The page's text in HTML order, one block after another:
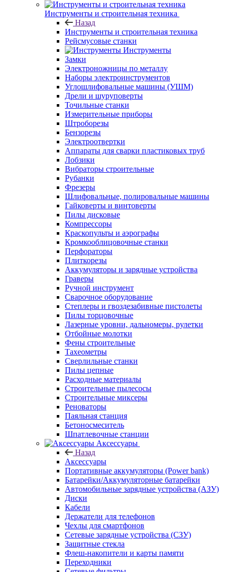
Инструменты и строительная техника
Назад
Инструменты и строительная техника
Рейсмусовые станки
Инструменты
Замки
Электроножницы по металлу
Наборы электроинструментов
Углошлифовальные машины (УШМ)
Дрели и шуруповерты
Точильные станки
Измерительные приборы
Штроборезы
Бензорезы
Электроотвертки
Аппараты для сварки пластиковых труб
Лобзики
Вибраторы строительные
Рубанки
Фрезеры
Шлифовальные, полировальные машины
Гайковерты и винтоверты
Пилы дисковые
Компрессоры
Краскопульты и аэрографы
Кромкооблицовочные станки
Перфораторы
Плиткорезы
Аккумуляторы и зарядные устройства
Граверы
Ручной инструмент
Сварочное оборудование
Степлеры и гвоздезабивные пистолеты
Пилы торцовочные
Лазерные уровни, дальномеры, рулетки
Отбойные молотки
Фены строительные
Тахеометры
Сверлильные станки
Пилы цепные
Расходные материалы
Строительные пылесосы
Строительные миксеры
Реноваторы
Паяльная станция
Бетоносмеситель
Шпатлевочные станции
Аксессуары
Назад
Аксессуары
Портативные аккумуляторы (Power bank)
Батарейки/Аккумуляторные батарейки
Автомобильные зарядные устройства (АЗУ)
Диски
Кабели
Держатели для телефонов
Чехлы для смартфонов
Сетевые зарядные устройства (СЗУ)
Защитные стекла
Флеш-накопители и карты памяти
Переходники